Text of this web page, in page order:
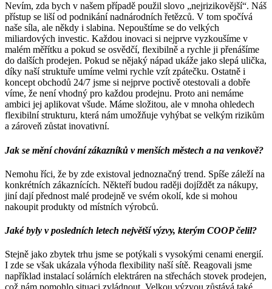
Nevím, zda bych v našem případě použil slovo „nejrizikovější“. Náš
přístup se liší od podnikání nadnárodních řetězců. V tom spočívá
naše síla, ale někdy i slabina. Nepouštíme se do velkých
miliardových investic. Každou inovaci si nejprve vyzkoušíme v
malém měřítku a pokud se osvědčí, flexibilně a rychle ji přenášíme
do dalších prodejen. Pokud se nějaký nápad ukáže jako slepá ulička,
díky naší struktuře umíme velmi rychle vzít zpátečku. Ostatně i
koncept obchodů 24/7 jsme si nejprve poctivě otestovali a dobře
víme, že není vhodný pro každou prodejnu. Proto ani nemáme
ambici jej aplikovat všude. Máme složitou, ale v mnoha ohledech
flexibilní strukturu, která nám umožňuje vyhýbat se velkým rizikům
a zároveň zůstat inovativní.
Jak se mění chování zákazníků v menších městech a na venkově?
Nemohu říci, že by zde existoval jednoznačný trend. Spíše záleží na
konkrétních zákaznících. Někteří budou raději dojíždět za nákupy,
jiní dají přednost malé prodejně ve svém okolí, kde si mohou
nakoupit produkty od místních výrobců.
Jaké byly v posledních letech největší výzvy, kterým COOP čelil?
Stejně jako zbytek trhu jsme se potýkali s vysokými cenami energií.
I zde se však ukázala výhoda flexibility naší sítě. Reagovali jsme
například instalací solárních elektráren na střechách stovek prodejen,